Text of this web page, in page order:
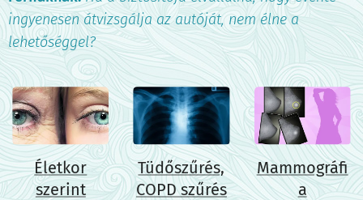
ingyenesen átvizsgálja az autóját, nem élne a
lehetőséggel?
Életkor
szerint
Tüdőszűrés,
COPD szűrés
Mammográfi
a